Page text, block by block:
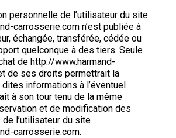
personnelle de l’utilisateur du site
carrosserie.com n’est publiée à
échangée, transférée, cédée ou
quelconque à des tiers. Seule
de http://www.harmand-
de ses droits permettrait la
informations à l’éventuel
à son tour tenu de la même
et de modification des
l’utilisateur du site
carrosserie.com.